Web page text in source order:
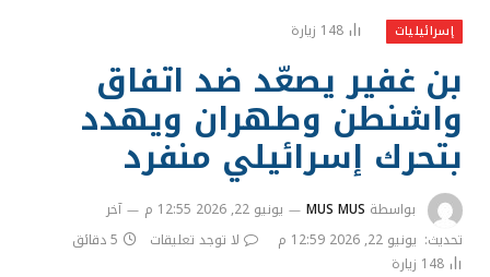
إسرائيليات 148 زيارة
بن غفير يصعّد ضد اتفاق
واشنطن وطهران ويهدد
بتحرك إسرائيلي منفرد
بواسطة MUS MUS يونيو 22, 2026 12:55 م
آخر
تحديث: يونيو 22, 2026 12:59 م لا توجد تعليقات
5 دقائق
148 زيارة